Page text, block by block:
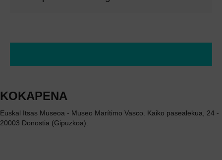
KOKAPENA
Euskal Itsas Museoa - Museo Marítimo Vasco. Kaiko pasealekua, 24 -
20003 Donostia (Gipuzkoa).